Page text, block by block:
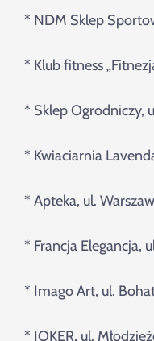
* NDM Sklep
* Klub fitness
* Sklep Ogrodniczy,
* Kwiaciarnia
* Apteka, ul.
* Francja Elegancja,
* Imago Art, ul.
* JOKER, ul.